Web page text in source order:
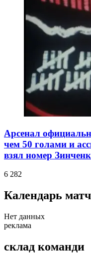
Арсенал
чем 50 голами и
взял номер
6 282
Календарь
Нет данных
реклама
склад команди